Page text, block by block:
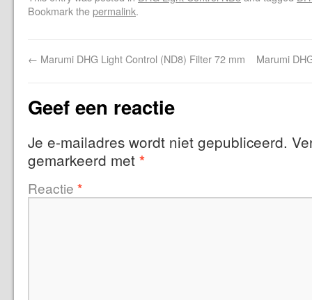
Bookmark thepermalink.
← Marumi DHG Light Control (ND8) Filter 72 mm Marumi
Geef een reactie
Je e-mailadres wordt niet gepubliceerd.
gemarkeerd met *
Reactie *